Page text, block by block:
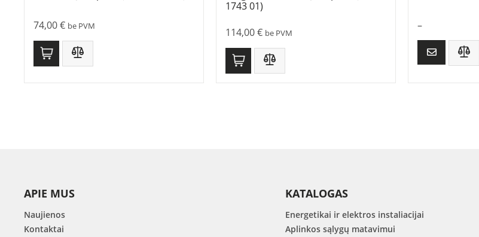
74,00€ be PVM
1743 01)
114,00€ be PVM
–
APIE MUS
Naujienos
Kontaktai
KATALOGAS
Energetikai ir elektros instaliacijai
Aplinkos sąlygų matavimui